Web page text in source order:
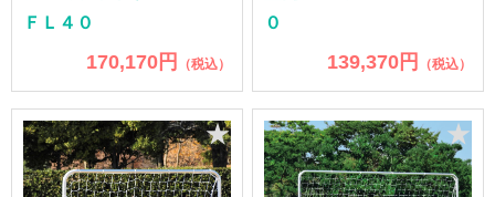
ＦＬ４０
170,170円 （税込）
０
139,370円 （税込）
★ ★